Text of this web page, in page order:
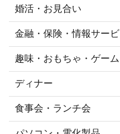
婚活・お見合い
金融・保険・情報サービ
趣味・おもちゃ・ゲーム
ディナー
食事会・ランチ会